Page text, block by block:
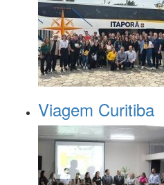
Viagem Curitiba